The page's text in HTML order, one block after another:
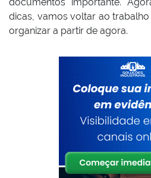
dicas, vamos voltar ao
organizar a partir de agora.